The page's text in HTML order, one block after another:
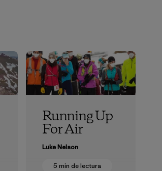
Running Up
For Air
Luke Nelson
5 min de lectura